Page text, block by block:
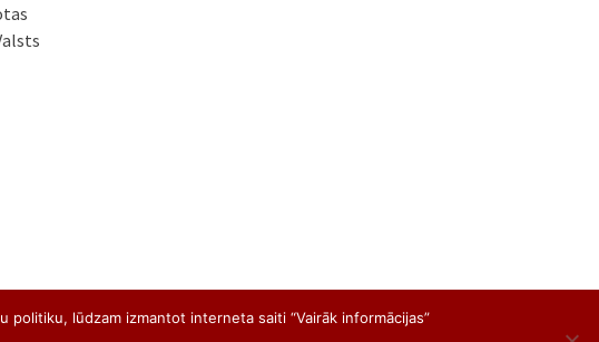
lūdzam izmantot interneta saiti “Vairāk informācijas”